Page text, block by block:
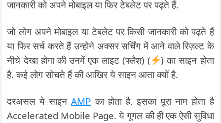
जानकारी को अपने मोबाइल या फिर टेबलेट पर पढ़ते हैं.
जो लोग अपने मोबाइल या टेबलेट पर किसी जानकारी को पढ़ते हैं
या फिर सर्च करते हैं उन्होने अक्सर सर्चिंग में आने वाले रिज़ल्ट के
नीचे देखा होगा की उनमें एक लाइट (फ्लैश) (
) का साइन होता
है. कई लोग सोचते हैं की आखिर ये साइन आता क्यों है.
दरअसल ये साइनAMP का होता है. इसका पूरा नाम होता है
Accelerated Mobile Page. ये गूगल की ही एक ऐसी सुविधा